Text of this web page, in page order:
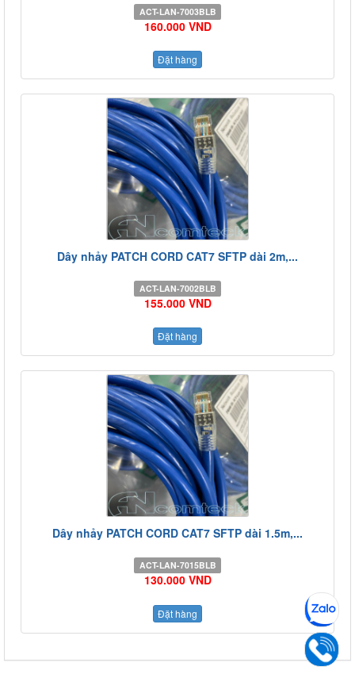
ACT-LAN-7003BLB
160.000 VND
Đặt hàng
Dây nhảy PATCH CORD CAT7 SFTP dài 2m,...
ACT-LAN-7002BLB
155.000 VND
Đặt hàng
Dây nhảy PATCH CORD CAT7 SFTP dài 1.5m,...
ACT-LAN-7015BLB
130.000 VND
Đặt hàng